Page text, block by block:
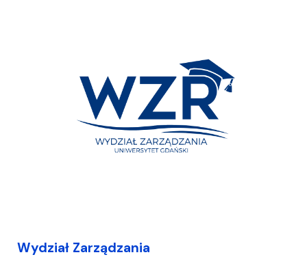
Wydział Zarządzania